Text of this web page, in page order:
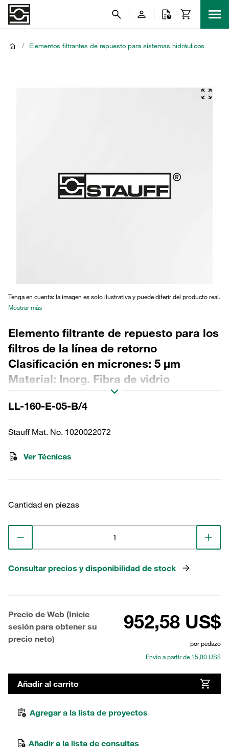
/ Elementos filtrantes de repuesto para sistemas hidráulicos
Tenga en cuenta: la imagen es solo ilustrativa y puede diferir del producto real.
Mostrar más
Elemento filtrante de repuesto para los
filtros de la línea de retorno
Clasificación en micrones: 5 µm
Material: Inorg. Fibra de vidrio
Diámetro exterior (mm): 140 Diámetro
interior (mm): 65 Longitud (mm): 848
LL-160-E-05-B/4
Stauff Mat. No. 1020022072
Ver Técnicas
Cantidad en piezas
Consultar precios y disponibilidad de stock
Precio de Web (Inicie
sesión para obtener su
precio neto)
952,58 US$
por pedazo
Envío a partir de 15,00 US$
Añadir al carrito
Agregar a la lista de proyectos
Añadir a la lista de consultas